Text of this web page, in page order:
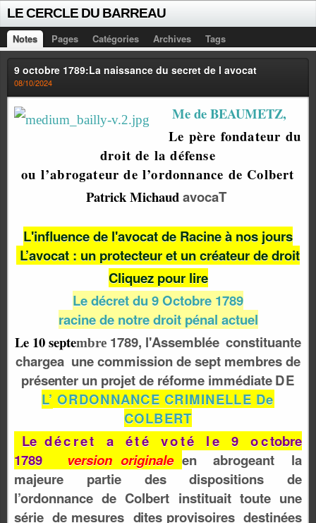
LE CERCLE DU BARREAU
Notes Pages Catégories Archives Tags
9 octobre 1789:La naissance du secret de l avocat
08/10/2024
Me de BEAUMETZ,
Le père fondateur du
droit de la défense
ou l’abrogateur de l’ordonnance de Colbert
Patrick MichaudavocaT
L'influence de l'avocat de Racine à nos jours
L’avocat : un protecteur et un créateur de droit
Cliquez pour lire
Le décret du 9 Octobre 1789
racine de notre droit pénal actuel
Le 10 septembre 1789, l'Assemblée constituante
chargea une commission de sept membres de
présenter un projetde réforme immédiate DE
L’ ORDONNANCE CRIMINELLE De
COLBERT
Le décret a été voté le 9 octobre
1789
version originale en abrogeant la
majeure partie des dispositions de
l’ordonnance de Colbert instituait toute une
série de mesures ditesprovisoires destinées